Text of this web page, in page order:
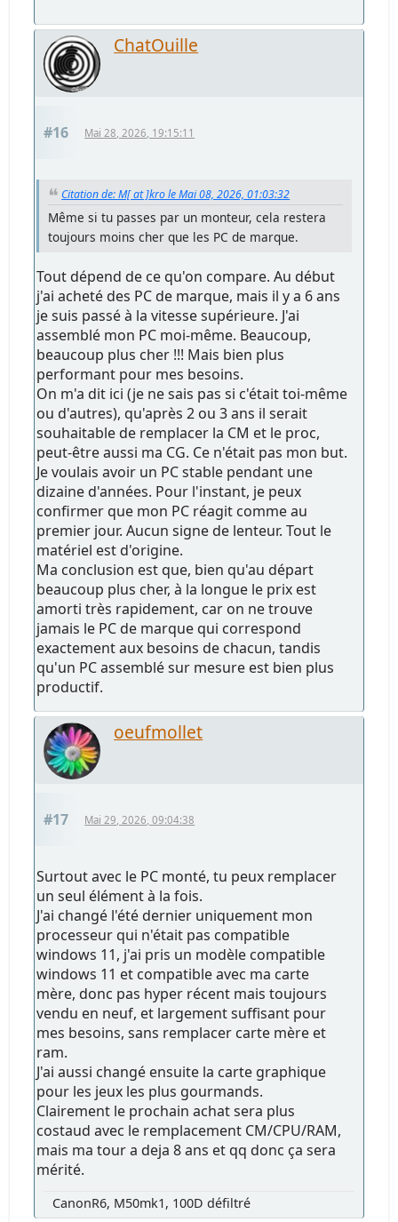
ChatOuille
#16 Mai 28, 2026, 19:15:11
Citation de: M[ at ]kro le Mai 08, 2026, 01:03:32
Même si tu passes par un monteur, cela restera
toujours moins cher que les PC de marque.
Tout dépend de ce qu'on compare. Au début
j'ai acheté des PC de marque, mais il y a 6 ans
je suis passé à la vitesse supérieure. J'ai
assemblé mon PC moi-même. Beaucoup,
beaucoup plus cher !!! Mais bien plus
performant pour mes besoins.
On m'a dit ici (je ne sais pas si c'était toi-même
ou d'autres), qu'après 2 ou 3 ans il serait
souhaitable de remplacer la CM et le proc,
peut-être aussi ma CG. Ce n'était pas mon but.
Je voulais avoir un PC stable pendant une
dizaine d'années. Pour l'instant, je peux
confirmer que mon PC réagit comme au
premier jour. Aucun signe de lenteur. Tout le
matériel est d'origine.
Ma conclusion est que, bien qu'au départ
beaucoup plus cher, à la longue le prix est
amorti très rapidement, car on ne trouve
jamais le PC de marque qui correspond
exactement aux besoins de chacun, tandis
qu'un PC assemblé sur mesure est bien plus
productif.
oeufmollet
#17 Mai 29, 2026, 09:04:38
Surtout avec le PC monté, tu peux remplacer
un seul élément à la fois.
J'ai changé l'été dernier uniquement mon
processeur qui n'était pas compatible
windows 11, j'ai pris un modèle compatible
windows 11 et compatible avec ma carte
mère, donc pas hyper récent mais toujours
vendu en neuf, et largement suffisant pour
mes besoins, sans remplacer carte mère et
ram.
J'ai aussi changé ensuite la carte graphique
pour les jeux les plus gourmands.
Clairement le prochain achat sera plus
costaud avec le remplacement CM/CPU/RAM,
mais ma tour a deja 8 ans et qq donc ça sera
mérité.
CanonR6, M50mk1, 100D défiltré